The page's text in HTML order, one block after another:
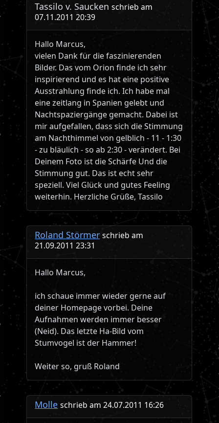
Tassilo v. Sauckenschrieb am
07.11.2011 20:39
Hallo Marcus,
vielen Dank für die faszinierenden
Bilder. Das vom Orion finde ich sehr
inspirierend und es hat eine positive
Ausstrahlung finde ich. Ich habe mal
eine zeitlang in Spanien gelebt und
Nachtspaziergänge gemacht. Dabei ist
mir aufgefallen, dass sich die Stimmung
am Nachthimmel von gelblich - 11 - 1:30
- zu bläulich - so ab 2:30 - verändert. Bei
Deinem Foto ist die Schärfe Und die
Stimmung gut. Das ist echt sehr
speziell. Viel Glück und gutes Feeling
weiterhin. Herzliche Grüße, Tassilo
Roland Störmer schrieb am
21.09.2011 23:31
Hallo Marcus,
ich schaue immer wieder gerne auf
deiner Homepage vorbei. Deine
Aufnahmen werden immer besser
(Neid). Das letzte Ha-Bild vom
Stumvogel ist der Hammer!
Weiter so, gruß Roland
Molle schrieb am 24.07.2011 16:26